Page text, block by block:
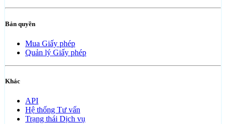
Bản quyền
Mua Giấy phép
Quản lý Giấy phép
Khác
API
Hệ thống Tư vấn
Trạng thái Dịch vụ